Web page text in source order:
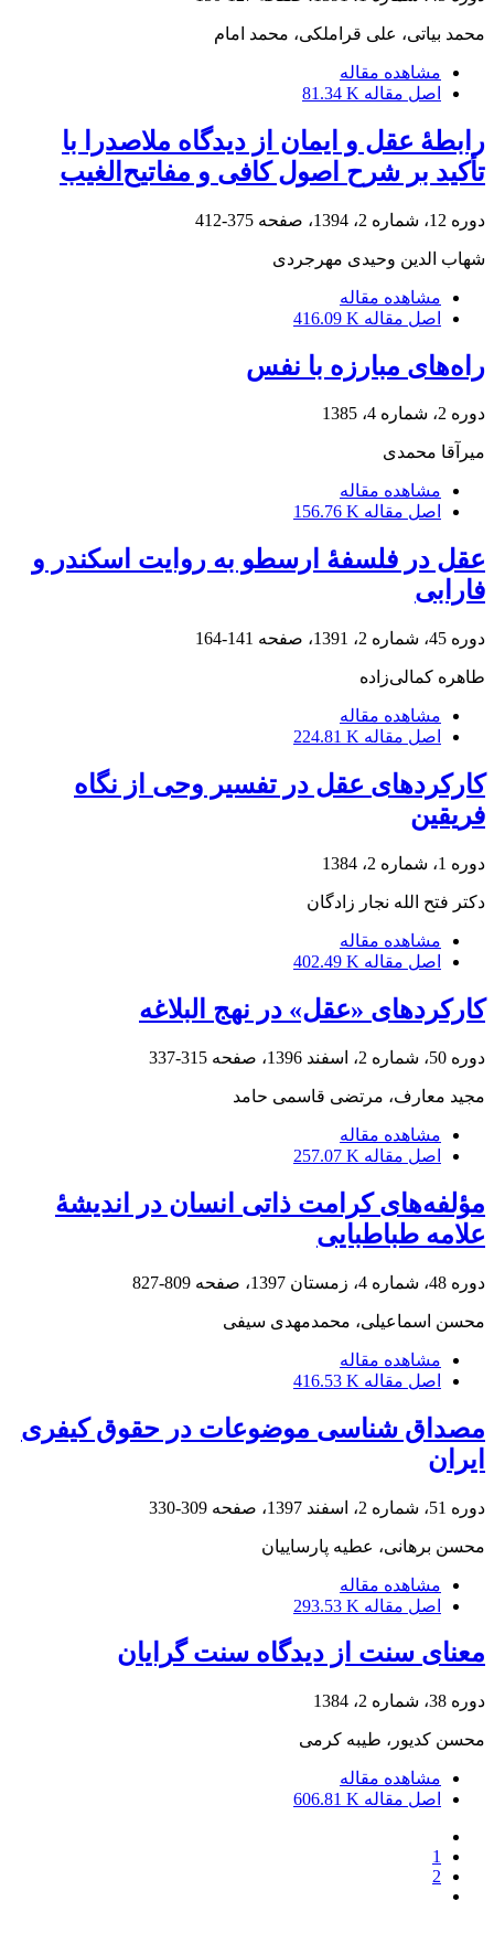
محمد بیاتی، علی قراملکی، محمد امام
مشاهده مقاله
اصل مقاله 81.34 K
رابطۀ عقل و ایمان از دیدگاه ملاصدرا با
تأکید بر شرح اصول کافی و مفاتیح‌الغیب
دوره 12، شماره 2، 1394، صفحه 375-412
شهاب الدین وحیدی مهرجردی
مشاهده مقاله
اصل مقاله 416.09 K
راه‌های مبارزه با نفس
دوره 2، شماره 4، 1385
میرآقا محمدی
مشاهده مقاله
اصل مقاله 156.76 K
عقل در فلسفۀ ارسطو به روایت اسکندر و
فارابی
دوره 45، شماره 2، 1391، صفحه 141-164
طاهره کمالی‌زاده
مشاهده مقاله
اصل مقاله 224.81 K
کارکردهای عقل در تفسیر وحی از نگاه
فریقین
دوره 1، شماره 2، 1384
دکتر فتح الله نجار زادگان
مشاهده مقاله
اصل مقاله 402.49 K
کارکردهای «عقل» در نهج البلاغه
دوره 50، شماره 2، اسفند 1396، صفحه 315-337
مجید معارف، مرتضی قاسمی حامد
مشاهده مقاله
اصل مقاله 257.07 K
مؤلفه‌های کرامت ذاتی انسان در اندیشۀ
علامه طباطبایی
دوره 48، شماره 4، زمستان 1397، صفحه 809-827
محسن اسماعیلی، محمدمهدی سیفی
مشاهده مقاله
اصل مقاله 416.53 K
مصداق شناسی موضوعات در حقوق کیفری
ایران
دوره 51، شماره 2، اسفند 1397، صفحه 309-330
محسن برهانی، عطیه پارساییان
مشاهده مقاله
اصل مقاله 293.53 K
معنای سنت از دیدگاه سنت گرایان
دوره 38، شماره 2، 1384
محسن کدیور، طیبه کرمی
مشاهده مقاله
اصل مقاله 606.81 K
1
2